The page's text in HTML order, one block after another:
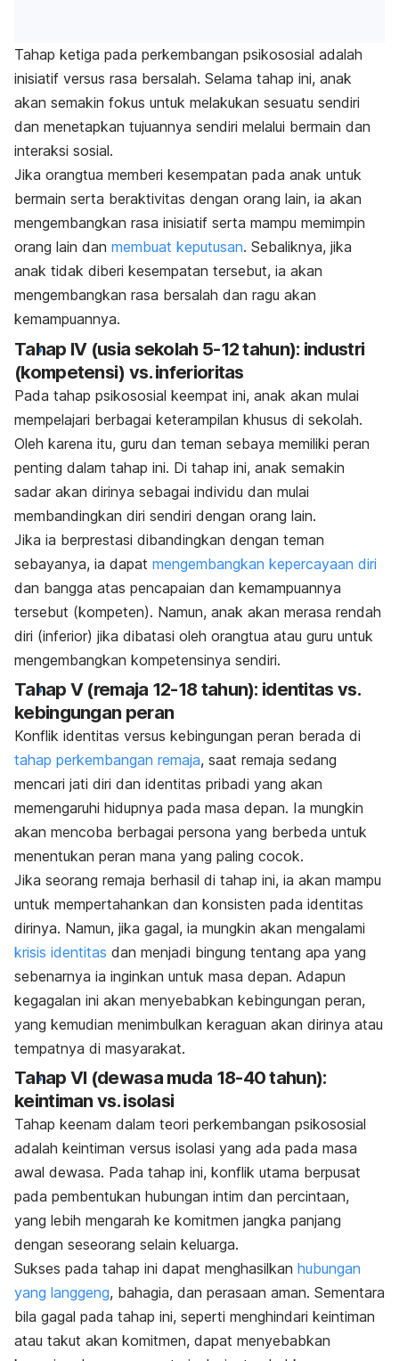
Tahap ketiga pada perkembangan psikososial adalah
inisiatif versus rasa bersalah. Selama tahap ini, anak
akan semakin fokus untuk melakukan sesuatu sendiri
dan menetapkan tujuannya sendiri melalui bermain dan
interaksi sosial.
Jika orangtua memberi kesempatan pada anak untuk
bermain serta beraktivitas dengan orang lain, ia akan
mengembangkan rasa inisiatif serta mampu memimpin
orang lain dan membuat keputusan. Sebaliknya, jika
anak tidak diberi kesempatan tersebut, ia akan
mengembangkan rasa bersalah dan ragu akan
kemampuannya.
Tahap IV (usia sekolah 5-12 tahun): industri
(kompetensi) vs. inferioritas
Pada tahap psikososial keempat ini, anak akan mulai
mempelajari berbagai keterampilan khusus di sekolah.
Oleh karena itu, guru dan teman sebaya memiliki peran
penting dalam tahap ini. Di tahap ini, anak semakin
sadar akan dirinya sebagai individu dan mulai
membandingkan diri sendiri dengan orang lain.
Jika ia berprestasi dibandingkan dengan teman
sebayanya, ia dapat mengembangkan kepercayaan diri
dan bangga atas pencapaian dan kemampuannya
tersebut (kompeten). Namun, anak akan merasa rendah
diri (inferior) jika dibatasi oleh orangtua atau guru untuk
mengembangkan kompetensinya sendiri.
Tahap V (remaja 12-18 tahun): identitas vs.
kebingungan peran
Konflik identitas versus kebingungan peran berada di
tahap perkembangan remaja, saat remaja sedang
mencari jati diri dan identitas pribadi yang akan
memengaruhi hidupnya pada masa depan. Ia mungkin
akan mencoba berbagai persona yang berbeda untuk
menentukan peran mana yang paling cocok.
Jika seorang remaja berhasil di tahap ini, ia akan mampu
untuk mempertahankan dan konsisten pada identitas
dirinya. Namun, jika gagal, ia mungkin akan mengalami
krisis identitas dan menjadi bingung tentang apa yang
sebenarnya ia inginkan untuk masa depan. Adapun
kegagalan ini akan menyebabkan kebingungan peran,
yang kemudian menimbulkan keraguan akan dirinya atau
tempatnya di masyarakat.
Tahap VI (dewasa muda 18-40 tahun):
keintiman vs. isolasi
Tahap keenam dalam teori perkembangan psikososial
adalah keintiman versus isolasi yang ada pada masa
awal dewasa. Pada tahap ini, konflik utama berpusat
pada pembentukan hubungan intim dan percintaan,
yang lebih mengarah ke komitmen jangka panjang
dengan seseorang selain keluarga.
Sukses pada tahap ini dapat menghasilkan hubungan
yang langgeng, bahagia, dan perasaan aman. Sementara
bila gagal pada tahap ini, seperti menghindari keintiman
atau takut akan komitmen, dapat menyebabkan